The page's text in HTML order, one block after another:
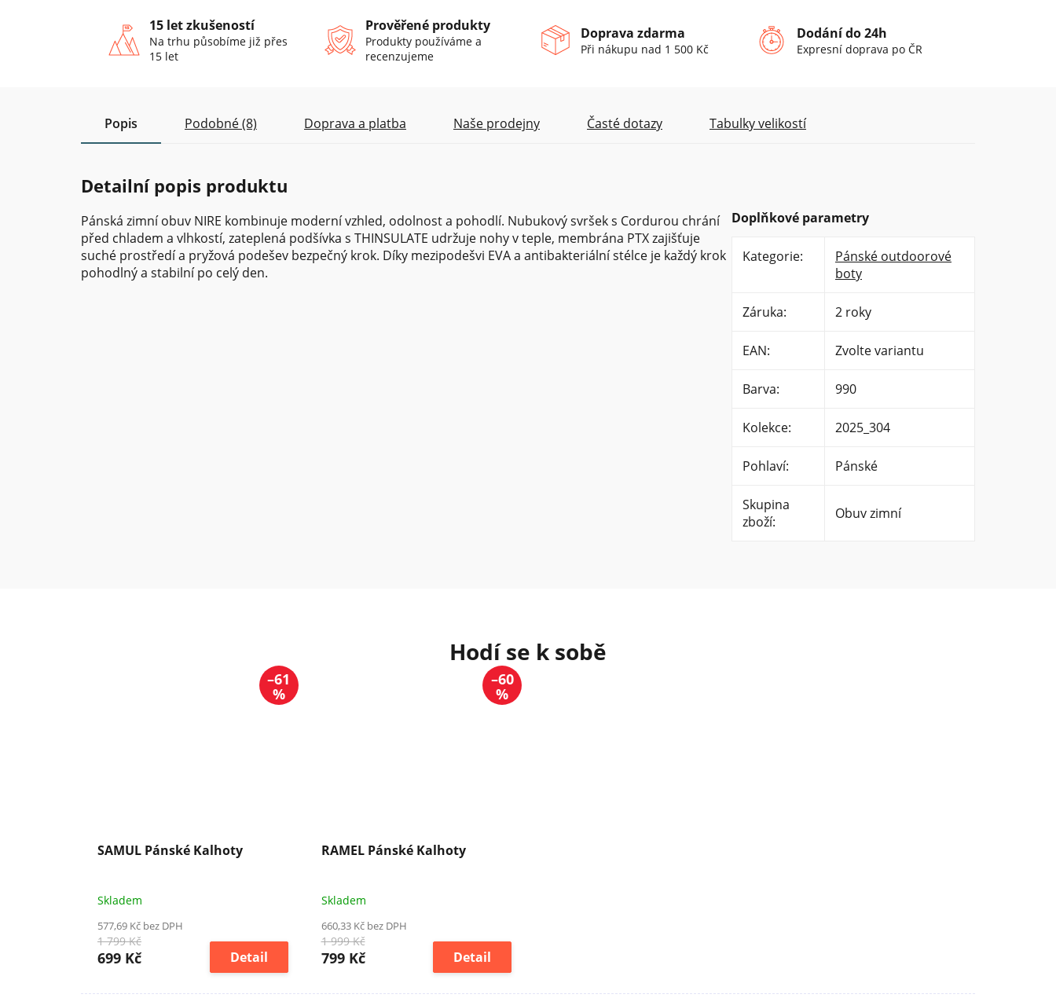
15 let zkušeností
Na trhu působíme již přes
15 let
Prověřené produkty
Produkty používáme a
recenzujeme
Doprava zdarma
Při nákupu nad 1 500 Kč
Dodání do 24h
Expresní doprava po ČR
–61
%
SAMUL Pánské Kalhoty
Skladem
577,69 Kč bez DPH
1 799 Kč
699 Kč Detail
–60
%
RAMEL Pánské Kalhoty
Skladem
660,33 Kč bez DPH
1 999 Kč
799 Kč Detail
Popis Podobné (8) Doprava a platba Naše prodejny Časté dotazy Tabulky velikostí
Detailní popis produktu
Pánská zimní obuv NIRE kombinuje moderní vzhled, odolnost a pohodlí. Nubukový svršek s Cordurou chrání
před chladem a vlhkostí, zateplená podšívka s THINSULATE udržuje nohy v teple, membrána PTX zajišťuje
suché prostředí a pryžová podešev bezpečný krok. Díky mezipodešvi EVA a antibakteriální stélce je každý krok
pohodlný a stabilní po celý den.
Doplňkové parametry
Kategorie:
Pánské outdoorové
boty
Záruka: 2 roky
EAN: Zvolte variantu
Barva: 990
Kolekce: 2025_304
Pohlaví: Pánské
Skupina
zboží: Obuv zimní